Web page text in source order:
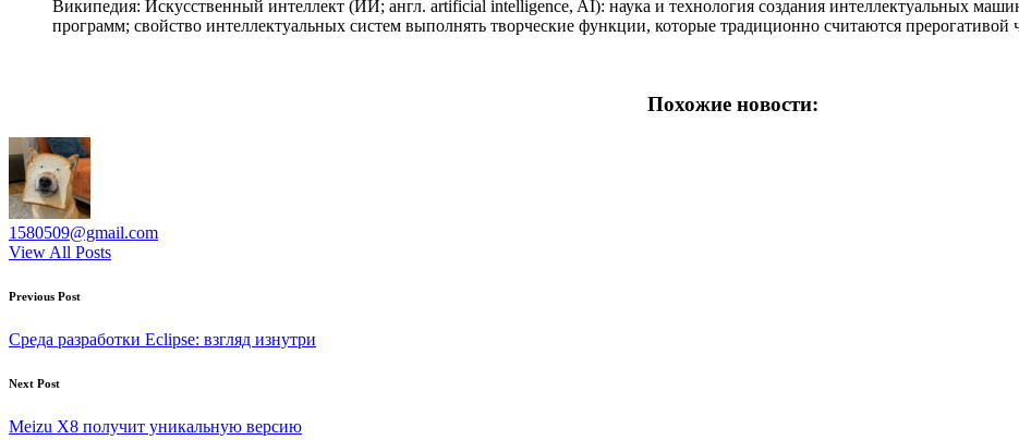
Википедия: Иску́сственный интелле́кт (ИИ; англ. artificial intelligence, AI): наука и технология создания интеллектуальных
программ; свойство интеллектуальных систем выполнять творческие функции, которые традиционно считаются прерогативой
Похожие новости:
1580509@gmail.com
View All Posts
Post
navigation
Previous Post
Среда разработки Eclipse: взгляд изнутри
Next Post
Meizu X8 получит уникальную версию